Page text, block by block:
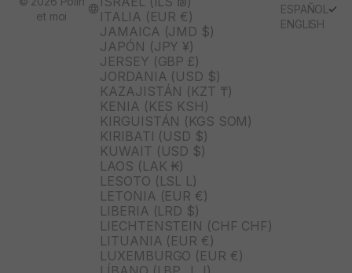
ITALIA (EUR €)
JAMAICA (JMD $)
JAPÓN (JPY ¥)
JERSEY (GBP £)
JORDANIA (USD $)
KAZAJISTÁN (KZT ₸)
KENIA (KES KSH)
KIRGUISTÁN (KGS SOM)
KIRIBATI (USD $)
KUWAIT (USD $)
LAOS (LAK ₭)
LESOTO (LSL L)
LETONIA (EUR €)
LIBERIA (LRD $)
LIECHTENSTEIN (CHF CHF)
LITUANIA (EUR €)
LUXEMBURGO (EUR €)
ESPAÑOL
ENGLISH
et moi